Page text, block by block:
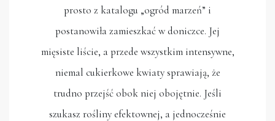
prosto z katalogu „ogród marzeń” i
postanowiła zamieszkać w doniczce. Jej
mięsiste liście, a przede wszystkim intensywne,
niemal cukierkowe kwiaty sprawiają, że
trudno przejść obok niej obojętnie. Jeśli
szukasz rośliny efektownej, a jednocześnie